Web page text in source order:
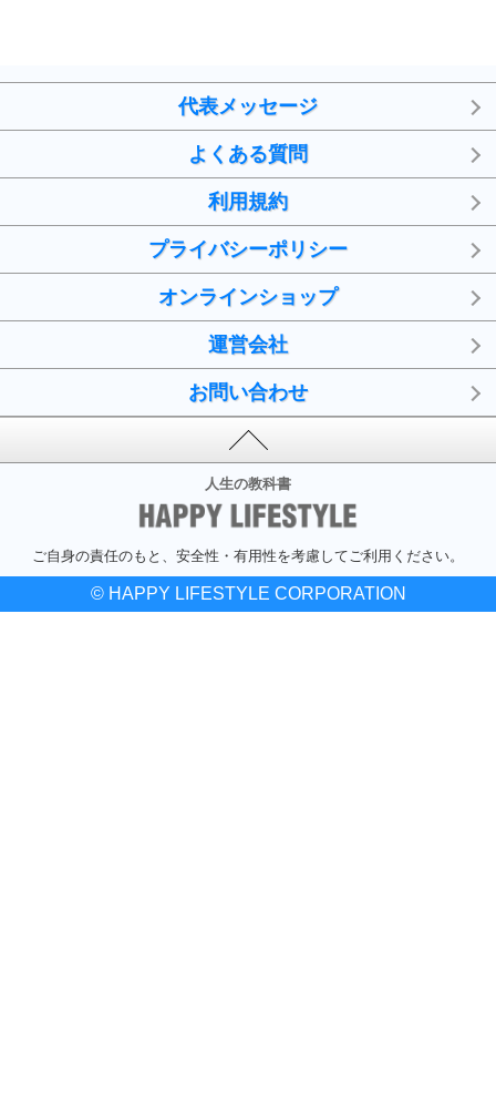
代表メッセージ
よくある質問
利用規約
プライバシーポリシー
オンラインショップ
運営会社
お問い合わせ
人生の教科書
ご自身の責任のもと、安全性・有用性を考慮してご利用ください。
© HAPPY LIFESTYLE CORPORATION